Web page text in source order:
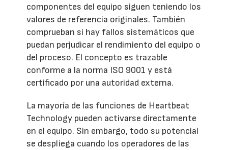
componentes del equipo siguen teniendo los
valores de referencia originales. También
comprueban si hay fallos sistemáticos que
puedan perjudicar el rendimiento del equipo o
del proceso. El concepto es trazable
conforme a la norma ISO 9001 y está
certificado por una autoridad externa.
La mayoría de las funciones de Heartbeat
Technology pueden activarse directamente
en el equipo. Sin embargo, todo su potencial
se despliega cuando los operadores de las